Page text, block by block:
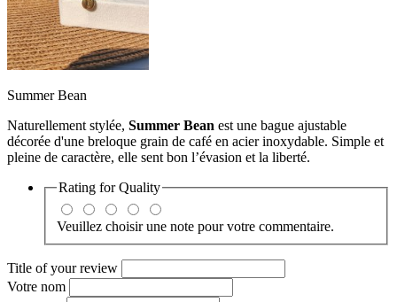
Summer Bean
Naturellement stylée, Summer Bean est une bague ajustable
décorée d'une breloque grain de café en acier inoxydable. Simple et
pleine de caractère, elle sent bon l’évasion et la liberté.
Rating forQuality
Veuillez choisir une note pour votre commentaire.
Title of your review
Votre nom